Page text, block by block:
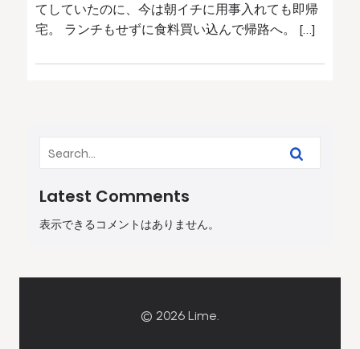
てしていたのに、今は朝イチに用事入れても即帰
宅。 ランチもせずに食料買い込んで帰路へ。 […]
Latest Comments
表示できるコメントはありません。
© 2026 Lime.